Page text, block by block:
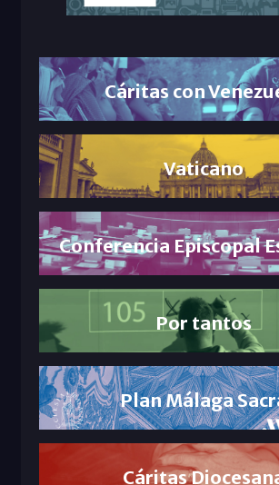
Cáritas con
Vaticano
Conferencia Episcopal
Por tantos
Plan Málaga
Cáritas